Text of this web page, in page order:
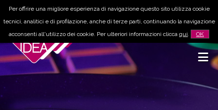
Per offrire una migliore esperienza di navigazione questo sito utilizza cookie
tecnici, analitici e di profilazione, anche di terze parti, continuando la navigazione
acconsenti all'utilizzo dei cookie. Per ulteriori informazioni clicca qui. OK